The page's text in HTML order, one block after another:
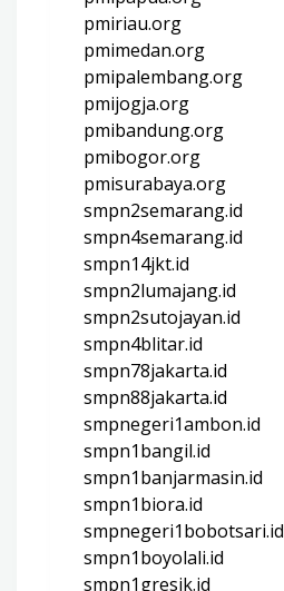
pmiriau.org
pmimedan.org
pmipalembang.org
pmijogja.org
pmibandung.org
pmibogor.org
pmisurabaya.org
smpn2semarang.id
smpn4semarang.id
smpn14jkt.id
smpn2lumajang.id
smpn2sutojayan.id
smpn4blitar.id
smpn78jakarta.id
smpn88jakarta.id
smpnegeri1ambon.id
smpn1bangil.id
smpn1banjarmasin.id
smpn1biora.id
smpnegeri1bobotsari.id
smpn1boyolali.id
smpn1gresik.id